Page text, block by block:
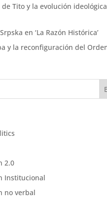
de Tito y la evolución
en ‘La Razón Histórica’
y la reconfiguración del
2.0
Institucional
no verbal